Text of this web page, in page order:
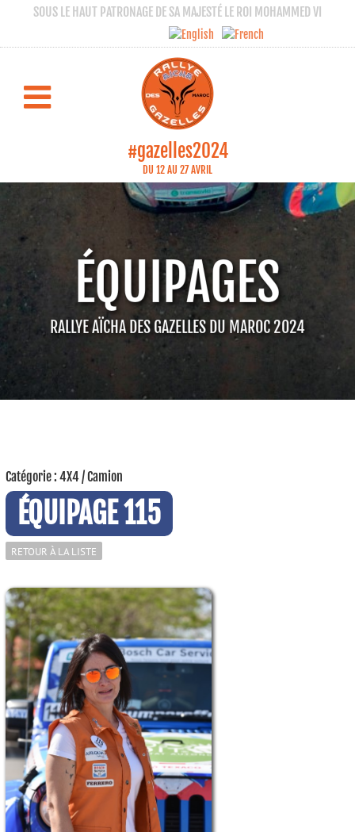
SOUS LE HAUT PATRONAGE DE SA MAJESTÉ LE ROI MOHAMMED VI
#gazelles2024
DU 12 AU 27 AVRIL
ÉQUIPAGES
RALLYE AÏCHA DES GAZELLES DU MAROC 2024
Catégorie : 4X4 / Camion
ÉQUIPAGE 115
RETOUR À LA LISTE